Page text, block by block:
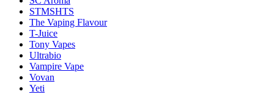
STMSHTS
The Vaping Flavour
T-Juice
Tony Vapes
Ultrabio
Vampire Vape
Vovan
Yeti